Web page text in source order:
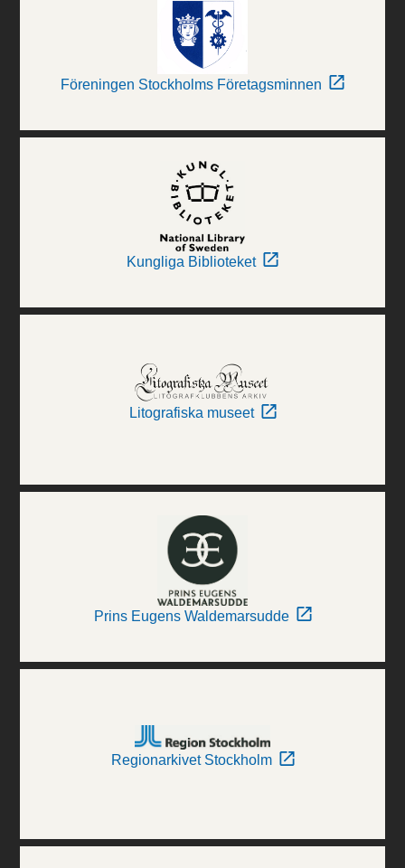
Föreningen Stockholms Företagsminnen
Kungliga Biblioteket
Litografiska museet
Prins Eugens Waldemarsudde
Regionarkivet Stockholm